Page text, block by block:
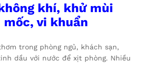
khí, khử mùi
vi khuẩn
trong phòng ngủ, khách sạn,
dầu với nước để xịt phòng. Nhiều